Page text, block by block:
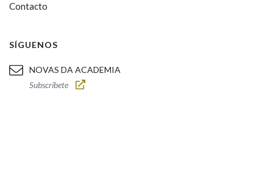
Contacto
SÍGUENOS
NOVAS DA ACADEMIA
Subscríbete